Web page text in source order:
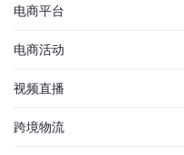
电商平台
电商活动
视频直播
跨境物流